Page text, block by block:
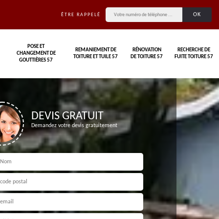
ÊTRE RAPPELÉ
POSE ET
CHANGEMENT DE
GOUTTIÈRES 57
REMANIEMENT DE
TOITURE ET TUILE 57
RÉNOVATION
DE TOITURE 57
RECHERCHE DE
FUITE TOITURE 57
DEVIS GRATUIT
Demandez votre devis gratuitement